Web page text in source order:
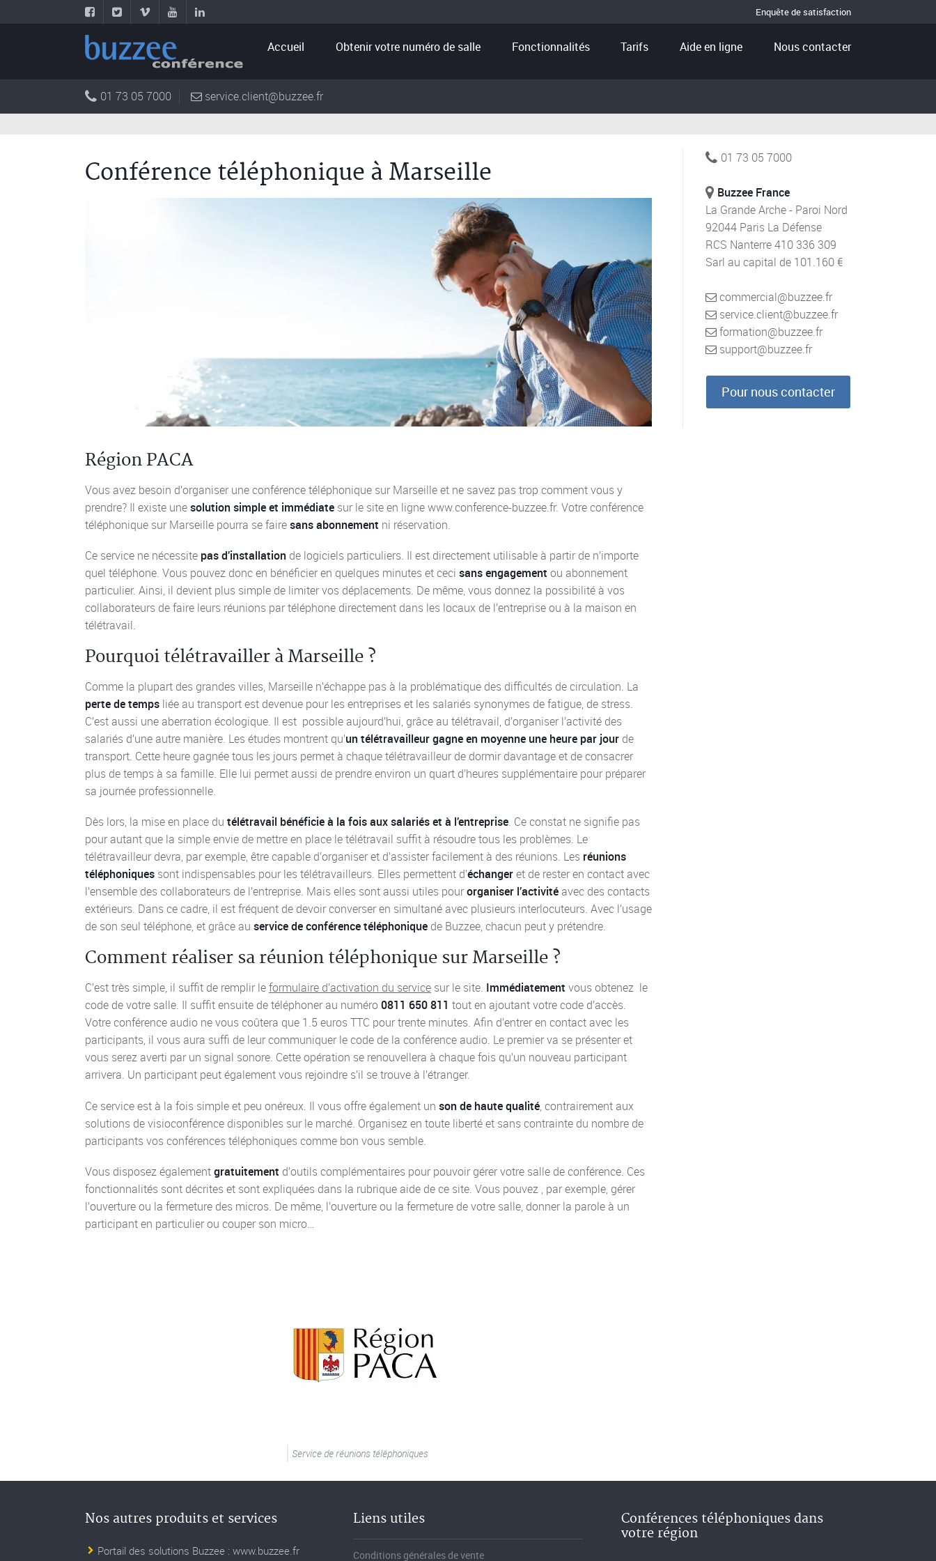
Enquête de satisfaction
Accueil Obtenir votre numéro de salle Fonctionnalités Tarifs Aide en ligne Nous contacter
01 73 05 7000 service.client@buzzee.fr
Conférence téléphonique à Marseille
Région PACA
Vous avez besoin d’organiser une conférence téléphonique sur Marseille et ne savez pas trop comment vous y
prendre? Il existe unesolution simple et immédiate sur le site en ligne www.conference-buzzee.fr. Votre conférence
téléphonique sur Marseille pourra se fairesans abonnement ni réservation.
Ce service ne nécessite pas d’installation de logiciels particuliers. Il est directement utilisable à partir de n’importe
quel téléphone. Vous pouvez donc en bénéficier en quelques minutes et ceci sans engagement ou abonnement
particulier. Ainsi, il devient plus simple de limiter vos déplacements. De même, vous donnez la possibilité à vos
collaborateurs de faire leurs réunions par téléphone directement dans les locaux de l’entreprise ou à la maison en
télétravail.
Pourquoi télétravailler à Marseille ?
Comme la plupart des grandes villes, Marseille n’échappe pas à la problématique des difficultés de circulation. La
perte de temps liée au transport est devenue pour les entreprises et les salariés synonymes de fatigue, de stress.
C’est aussi une aberration écologique. Il est possible aujourd’hui, grâce au télétravail, d’organiser l’activité des
salariés d’une autre manière. Les études montrent qu’un télétravailleur gagne en moyenne une heure par jour de
transport. Cette heure gagnée tous les jours permet à chaque télétravailleur de dormir davantage et de consacrer
plus de temps à sa famille. Elle lui permet aussi de prendre environ un quart d’heures supplémentaire pour préparer
sa journée professionnelle.
Dès lors, la mise en place du télétravail bénéficie à la fois aux salariés et à l’entreprise. Ce constat ne signifie pas
pour autant que la simple envie de mettre en place le télétravail suffit à résoudre tous les problèmes. Le
télétravailleur devra, par exemple, être capable d’organiser et d’assister facilement à des réunions. Les réunions
téléphoniques sont indispensables pour les télétravailleurs. Elles permettent d’échangeret de rester en contact avec
l’ensemble des collaborateurs de l’entreprise. Mais elles sont aussi utiles pourorganiser l’activitéavec des contacts
extérieurs. Dans ce cadre, il est fréquent de devoir converser en simultané avec plusieurs interlocuteurs. Avec l’usage
de son seul téléphone, et grâce au service de conférence téléphonique de Buzzee, chacun peut y prétendre.
Comment réaliser sa réunion téléphonique sur Marseille ?
C’est très simple, il suffit de remplir leformulaire d’activation du service sur le site. Immédiatement vous obtenez le
code de votre salle. Il suffit ensuite de téléphoner au numéro0811 650 811 tout en ajoutant votre code d’accès.
Votre conférence audio ne vous coûtera que 1.5 euros TTC pour trente minutes. Afin d’entrer en contact avec les
participants, il vous aura suffi de leur communiquer le code de la conférence audio. Le premier va se présenter et
vous serez averti par un signal sonore. Cette opération se renouvellera à chaque fois qu’un nouveau participant
arrivera. Un participant peut également vous rejoindre s’il se trouve à l’étranger.
Ce service est à la fois simple et peu onéreux. Il vous offre également un son de haute qualité, contrairement aux
solutions de visioconférence disponibles sur le marché. Organisez en toute liberté et sans contrainte du nombre de
participants vos conférences téléphoniques comme bon vous semble.
Vous disposez égalementgratuitement d’outils complémentaires pour pouvoir gérer votre salle de conférence. Ces
fonctionnalités sont décrites et sont expliquées dans la rubrique aide de ce site. Vous pouvez , par exemple, gérer
l’ouverture ou la fermeture des micros. De même, l’ouverture ou la fermeture de votre salle, donner la parole à un
participant en particulier ou couper son micro…
Service de réunions téléphoniques
01 73 05 7000
Buzzee France
La Grande Arche - Paroi Nord
92044 Paris La Défense
RCS Nanterre 410 336 309
Sarl au capital de 101.160 €
commercial@buzzee.fr
service.client@buzzee.fr
formation@buzzee.fr
support@buzzee.fr
Pour nous contacter
Nos autres produits et services
Portail des solutions Buzzee : www.buzzee.fr
Liens utiles
Conditions générales de vente
Conférences téléphoniques dans
votre région